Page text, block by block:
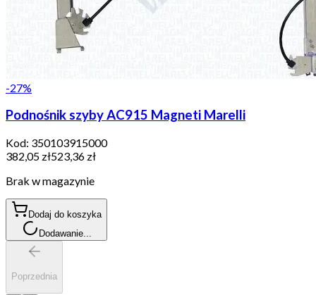
-27%
Podnośnik szyby AC915 Magneti Marelli
Kod: 350103915000
382,05 zł523,36 zł
Brak w magazynie
Dodaj do koszyka
Dodawanie...
Poprzednia